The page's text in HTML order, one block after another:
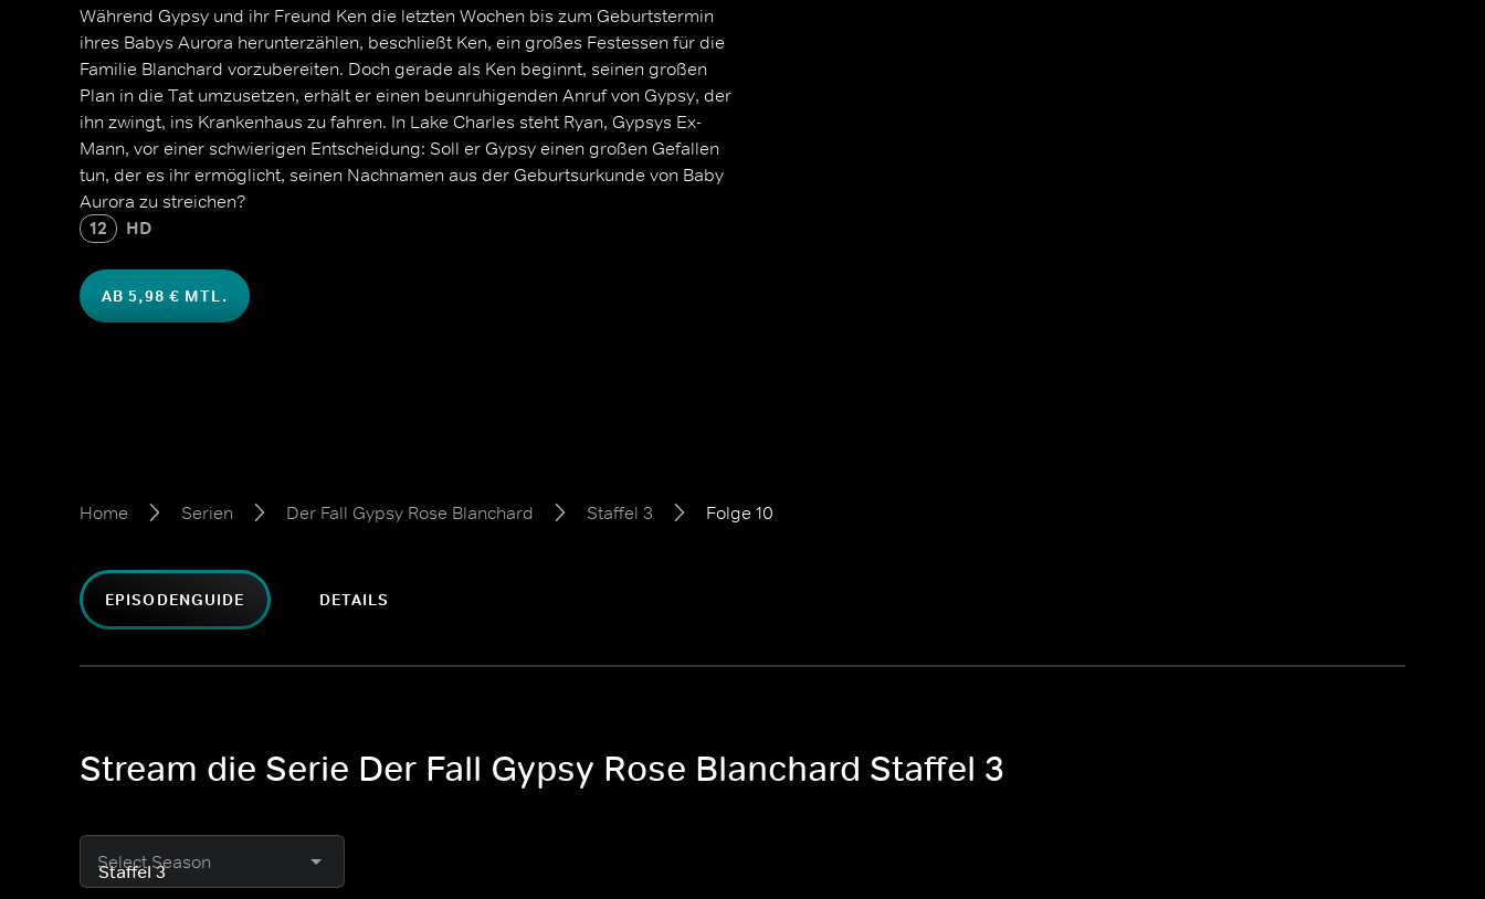
Während Gypsy und ihr Freund Ken die letzten Wochen bis zum Geburtstermin
ihres Babys Aurora herunterzählen, beschließt Ken, ein großes Festessen für die
Familie Blanchard vorzubereiten. Doch gerade als Ken beginnt, seinen großen
Plan in die Tat umzusetzen, erhält er einen beunruhigenden Anruf von Gypsy, der
ihn zwingt, ins Krankenhaus zu fahren. In Lake Charles steht Ryan, Gypsys Ex-
Mann, vor einer schwierigen Entscheidung: Soll er Gypsy einen großen Gefallen
tun, der es ihr ermöglicht, seinen Nachnamen aus der Geburtsurkunde von Baby
Aurora zu streichen?
12 HD
AB 5,98 € MTL.
Home Serien Der Fall Gypsy Rose Blanchard Staffel 3 Folge 10
EPISODENGUIDE DETAILS
Stream die Serie Der Fall Gypsy Rose Blanchard Staffel 3
Select Season